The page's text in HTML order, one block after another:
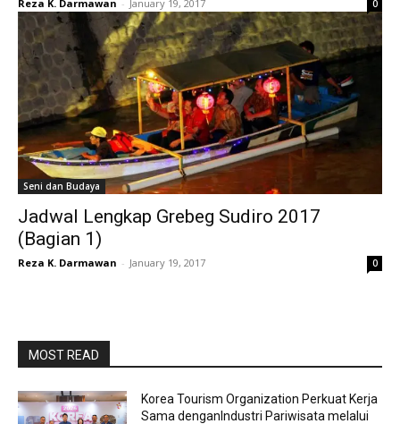
Reza K. Darmawan - January 19, 2017 0
Seni dan Budaya
Jadwal Lengkap Grebeg Sudiro 2017
(Bagian 1)
Reza K. Darmawan - January 19, 2017 0
MOST READ
Korea Tourism Organization Perkuat Kerja
Sama denganIndustri Pariwisata melalui